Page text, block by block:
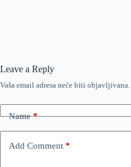
Leave a Reply
Vaša email adresa neće biti objavljivana.
Name*
Add Comment *